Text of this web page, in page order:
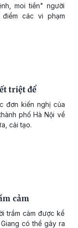
moi tiền" người
các vi phạm
triệt để
đơn kiến nghị của
phố Hà Nội về
cải tạo.
cảm
trầm cảm được kể
có thể gây ra